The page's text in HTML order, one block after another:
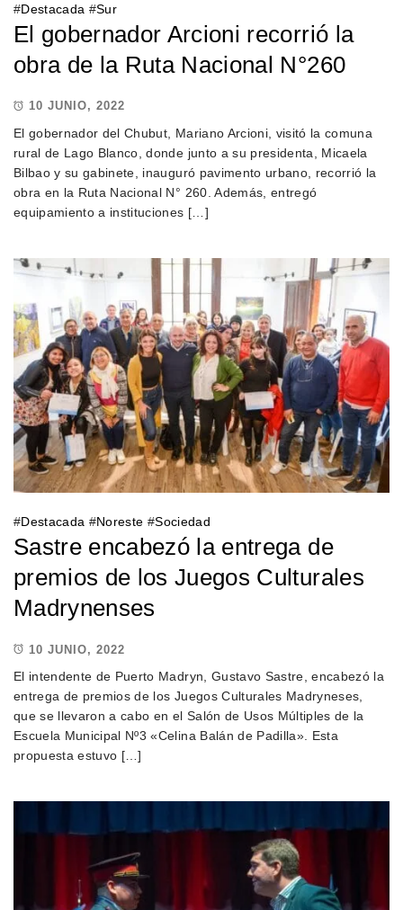
#Destacada #Sur
El gobernador Arcioni recorrió la
obra de la Ruta Nacional N°260
10 JUNIO, 2022
El gobernador del Chubut, Mariano Arcioni, visitó la comuna
rural de Lago Blanco, donde junto a su presidenta, Micaela
Bilbao y su gabinete, inauguró pavimento urbano, recorrió la
obra en la Ruta Nacional N° 260. Además, entregó
equipamiento a instituciones […]
#Destacada #Noreste #Sociedad
Sastre encabezó la entrega de
premios de los Juegos Culturales
Madrynenses
10 JUNIO, 2022
El intendente de Puerto Madryn, Gustavo Sastre, encabezó la
entrega de premios de los Juegos Culturales Madryneses,
que se llevaron a cabo en el Salón de Usos Múltiples de la
Escuela Municipal Nº3 «Celina Balán de Padilla». Esta
propuesta estuvo […]